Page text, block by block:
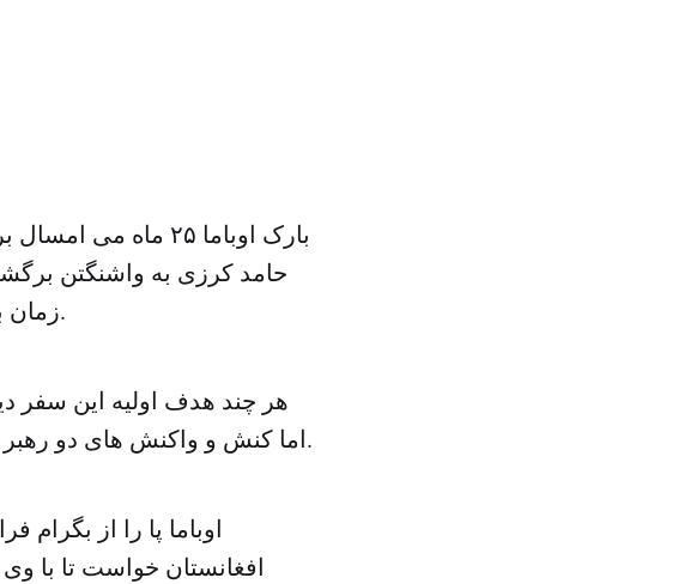
بارک اوباما ۲۵
حامد کرزی به واشنگتن
زمان بندی شده همه نیروهای آمریکایی از این کشور اعلام کرد.
هر چند هدف اولیه این سفر
اما کنش و واکنش های دو رهبر نشان داد که روابط طرفین تا چه اندازه تنزل کرده است.
اوباما پا را از
افغانستان خواست تا با وی